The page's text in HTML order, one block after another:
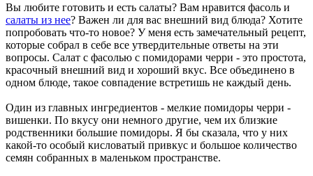
Вы любите готовить и есть салаты? Вам нравится фасоль и
салаты из нее? Важен ли для вас внешний вид блюда? Хотите
попробовать что-то новое? У меня есть замечательный рецепт,
которые собрал в себе все утвердительные ответы на эти
вопросы. Салат с фасолью с помидорами черри - это простота,
красочный внешний вид и хороший вкус. Все объединено в
одном блюде, такое совпадение встретишь не каждый день.
Один из главных ингредиентов - мелкие помидоры черри -
вишенки. По вкусу они немного другие, чем их близкие
родственники большие помидоры. Я бы сказала, что у них
какой-то особый кисловатый привкус и большое количество
семян собранных в маленьком пространстве.